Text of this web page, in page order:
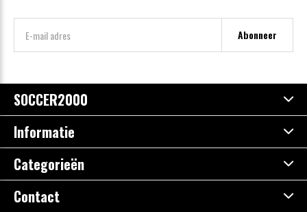
Abonneer
SOCCER2000
Informatie
Categorieën
Contact